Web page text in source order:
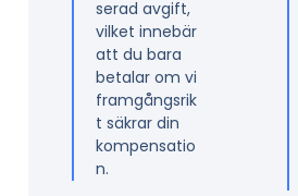
serad avgift,
vilket innebär
att du bara
betalar om vi
framgångsrik
t säkrar din
kompensatio
n.